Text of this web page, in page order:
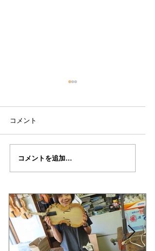
武江さんの”Cello・
コメント
コメントを追加…